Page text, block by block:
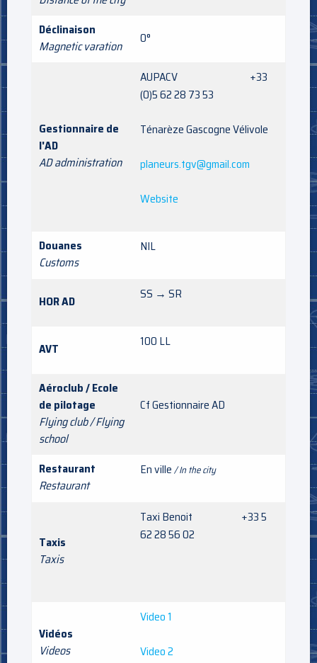
Déclinaison
Magnetic varation
0°
Gestionnaire de
l'AD
AD administration
AUPACV +33
(0)5 62 28 73 53
Ténarèze Gascogne Vélivole
planeurs.tgv@gmail.com
Website
Douanes
Customs
NIL
HOR AD SS → SR
AVT 100 LL
Aéroclub / Ecole
de pilotage
Flying club / Flying
school
Cf Gestionnaire AD
Restaurant
Restaurant
En ville/ In the city
Taxis
Taxis
Taxi Benoit +33 5
62 28 56 02
Vidéos
Videos
Video 1
Video 2